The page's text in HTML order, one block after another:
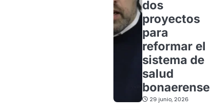
dos
proyectos
para
reformar el
sistema de
salud
bonaerense
29 junio, 2026